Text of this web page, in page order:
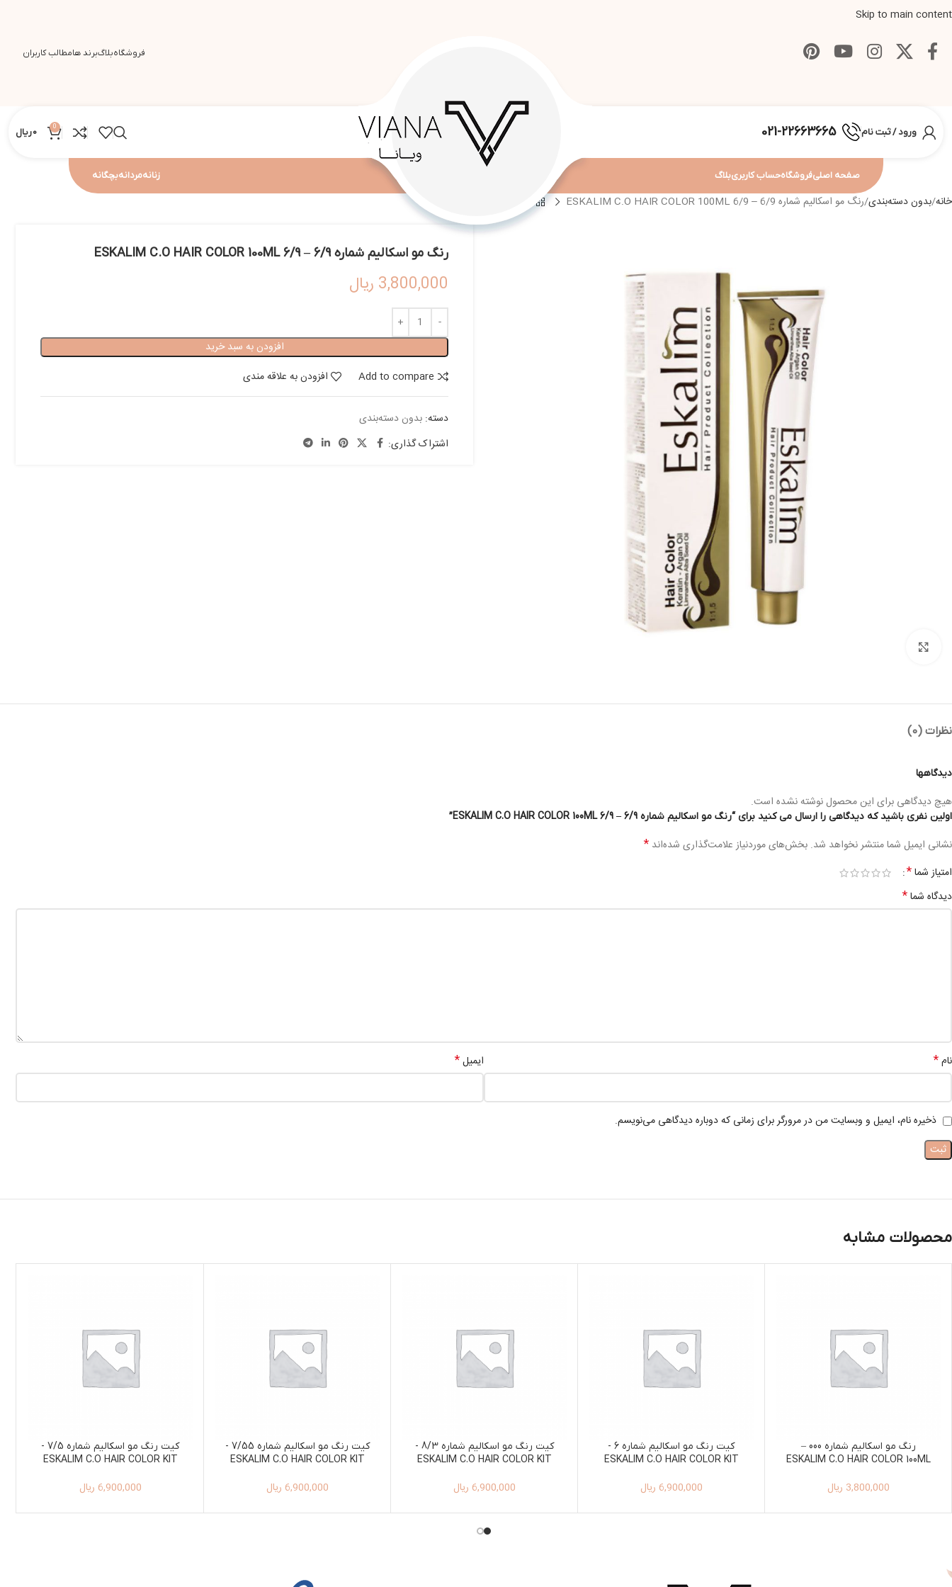
Skip to main content
فروشگاهبلاگبرند هامطالب کاربران
ورود / ثبت نام 021-22663665
0
0ریال
صفحه اصلیفروشگاهحساب کاربریبلاگ زنانهمردانهبچگانه
خانه بدون دسته‌بندی رنگ مو اسکالیم شماره 6/9 – ESKALIM C.O HAIR COLOR 100ML 6/9
رنگ مو اسکالیم شماره 6/9 – ESKALIM C.O HAIR COLOR 100ML 6/9
3,800,000 ریال
افزودن به سبد خرید
Add to compare
افزودن به علاقه مندی
دسته: بدون دسته‌بندی
اشتراک گذاری:
نظرات (0)
دیدگاهها
هیچ دیدگاهی برای این محصول نوشته نشده است.
اولین نفری باشید که دیدگاهی را ارسال می کنید برای “رنگ مو اسکالیم شماره 6/9 – ESKALIM C.O HAIR COLOR 100ML 6/9”
نشانی ایمیل شما منتشر نخواهد شد. بخش‌های موردنیاز علامت‌گذاری شده‌اند *
امتیاز شما*
دیدگاه شما*
نام* ایمیل*
ذخیره نام، ایمیل و وبسایت من در مرورگر برای زمانی که دوباره دیدگاهی می‌نویسم.
محصولات مشابه
رنگ مو اسکالیم شماره 000 –
ESKALIM C.O HAIR COLOR 100ML
3,800,000 ریال
کیت رنگ مو اسکالیم شماره 6 -
ESKALIM C.O HAIR COLOR KIT
6,900,000 ریال
کیت رنگ مو اسکالیم شماره 8/3 -
ESKALIM C.O HAIR COLOR KIT
6,900,000 ریال
کیت رنگ مو اسکالیم شماره 7/55 -
ESKALIM C.O HAIR COLOR KIT
6,900,000 ریال
کیت رنگ مو اسکالیم شماره 7/5 -
ESKALIM C.O HAIR COLOR KIT
6,900,000 ریال